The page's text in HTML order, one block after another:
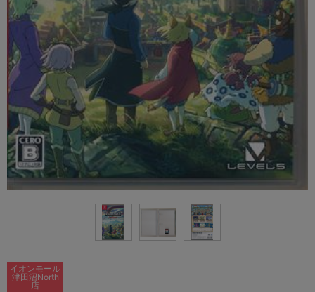
イオンモール
津田沼North
店